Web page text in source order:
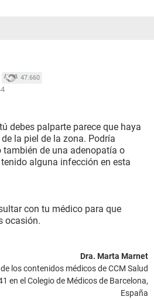
47.660
debes palparte parece que haya
la piel de la zona. Podría
también de una adenopatía o
alguna infección en esta
con tu médico para que
ocasión.
Dra. Marta Marnet
los contenidos médicos de CCM Salud
en el Colegio de Médicos de Barcelona,
España